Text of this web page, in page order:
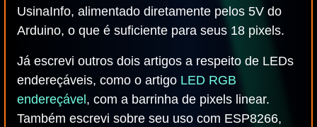
UsinaInfo, alimentado diretamente pelos 5V do
Arduino, o que é suficiente para seus 18 pixels.
Já escrevi outros dois artigos a respeito de LEDs
endereçáveis, como o artigo LED RGB
endereçável , com a barrinha de pixels linear.
Também escrevi sobre seu uso com ESP8266,